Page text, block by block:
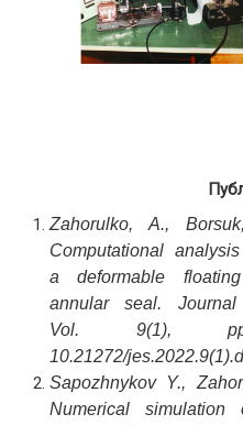
Zahorulko, A.,
Computational
a deformable
annular seal.
Vol. 9(1),
10.21272/
Sapozhnykov Y.,
Numerical